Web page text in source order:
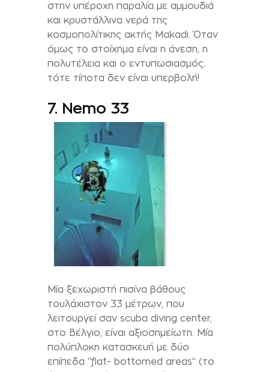
στην υπέροχη παραλία με αμμουδιά
και κρυστάλλινα νερά της
κοσμοπολίτικης ακτής Makadi. Όταν
όμως το στοίχημα είναι η άνεση, η
πολυτέλεια και ο εντυπωσιασμός,
τότε τίποτα δεν είναι υπερβολή!
7. Nemo 33
Μία ξεχωριστή πισίνα βάθους
τουλάχιστον 33 μέτρων, που
λειτουργεί σαν scuba diving center,
στο Βέλγιο, είναι αξιοσημείωτη. Μία
πολύπλοκη κατασκευή με δύο
επίπεδα “flat- bottomed areas” (το